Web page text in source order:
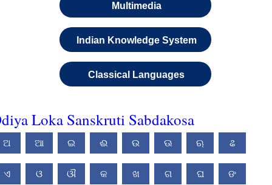
Multimedia
Indian Knowledge System
Classical Languages
Loka Sanskruti Sabdakosa
ଅ ଆ ଇ ଈ ଉ ଊ ଋ ଌ
ଏ ଓ ଔ କ ଖ ଗ ଘ ଙ